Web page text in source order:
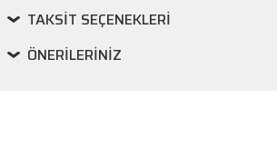
TAKSIT SEÇENEKLERI
ÖNERILERINIZ